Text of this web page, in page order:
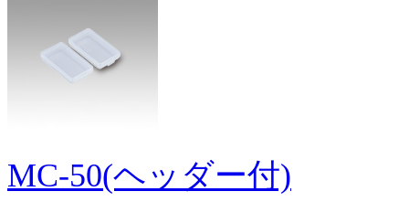
MC-50(ヘッダー付)